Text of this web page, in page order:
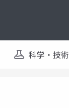
科学・技術